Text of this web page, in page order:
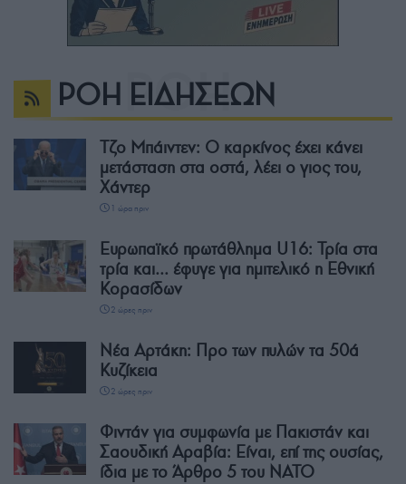
ΡΟΗ ΕΙΔΗΣΕΩΝ
Τζο Μπάιντεν: Ο καρκίνος έχει κάνει
μετάσταση στα οστά, λέει ο γιος του,
Χάντερ
1 ώρα πριν
Ευρωπαϊκό πρωτάθλημα U16: Τρία στα
τρία και… έφυγε για ημιτελικό η Εθνική
Κορασίδων
2 ώρες πριν
Νέα Αρτάκη: Προ των πυλών τα 50ά
Κυζίκεια
2 ώρες πριν
Φιντάν για συμφωνία με Πακιστάν και
Σαουδική Αραβία: Είναι, επί της ουσίας,
ίδια με το Άρθρο 5 του ΝΑΤΟ